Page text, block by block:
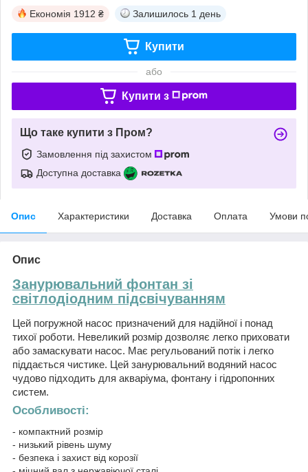
Економія 1912 ₴ Залишилось 1 день
Купити
або
Купити з
Що таке купити з Пром?
Замовлення під захистом
Доступна доставка
Опис Характеристики Доставка Оплата Умови
Опис
Занурювальний фонтан зі
світлодіодним підсвічуванням
Цей погружной насос призначений для надійної і понад
тихої роботи. Невеликий розмір дозволяє легко приховати
або замаскувати насос. Має регульований потік і легко
піддається чистике. Цей занурювальний водяний насос
чудово підходить для акваріума, фонтану і гідропонних
систем.
Особливості:
- компактний розмір
- низький рівень шуму
- безпека і захист від корозії